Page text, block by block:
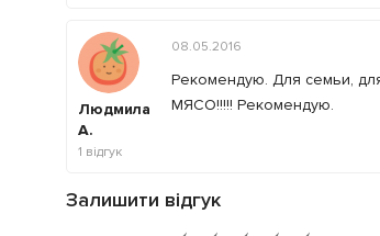
Людмила
А.
1 відгук
08.05.2016
Рекомендую. Для семьи,
МЯСО!!!!! Рекомендую.
Залишити відгук